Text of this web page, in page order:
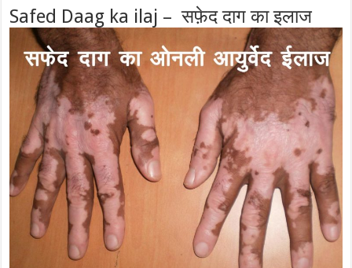
Safed Daag ka ilaj – सफ़ेद दाग का इलाज